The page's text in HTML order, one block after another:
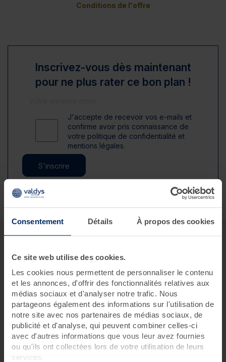
Consentement Détails À propos des cookies
Ce site web utilise des cookies.
Les cookies nous permettent de personnaliser le contenu
et les annonces, d'offrir des fonctionnalités relatives aux
médias sociaux et d'analyser notre trafic. Nous
partageons également des informations sur l'utilisation de
notre site avec nos partenaires de médias sociaux, de
publicité et d'analyse, qui peuvent combiner celles-ci
avec d'autres informations que vous leur avez fournies
ou qu'ils ont collectées lors de votre utilisation de leurs
services.
Conditions de l'offre
Inscrivez-vous dès maintenant
pour ne plus rater ce bon plan !
J'accepte de recevoir vos e-mails et
confirme avoir pris connaissance de
votre politique de confidentialité et
mentions légales.
S'inscrire
Offre Beaux Jours !
Découvrez notre offre Beaux Jours dans
les centres Thalasso Valdys Resort
Offrez-vous une thalasso à petits prix